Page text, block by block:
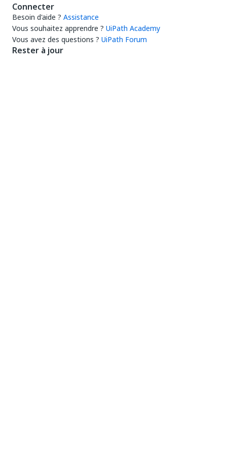
Connecter
Besoin d'aide ? Assistance
Vous souhaitez apprendre ? UiPath Academy
Vous avez des questions ? UiPath Forum
Rester à jour